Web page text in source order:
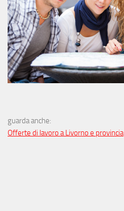
guarda anche:
Offerte di lavoro a Livorno e provincia